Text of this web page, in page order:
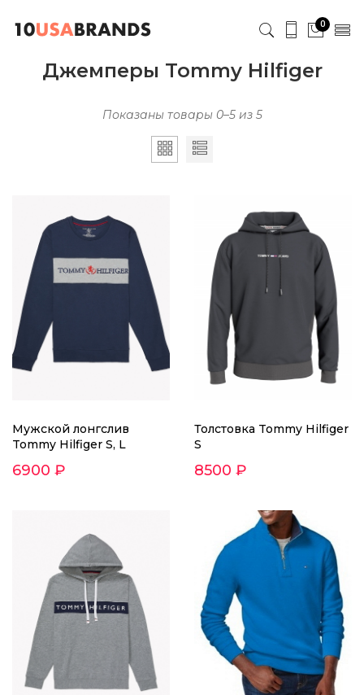
0
Джемперы Tommy Hilfiger
Показаны товары 0–5 из 5
Мужской лонгслив
Tommy Hilfiger S, L
6900 ₽
Толстовка Tommy Hilfiger
S
8500 ₽